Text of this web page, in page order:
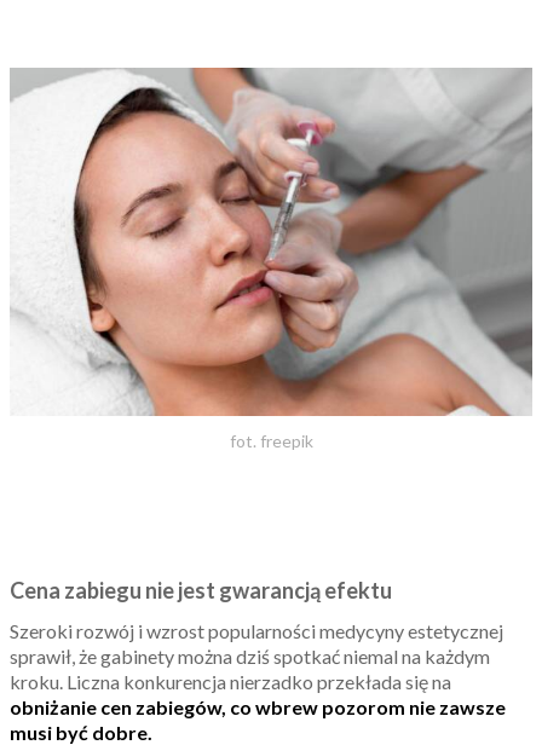
fot. freepik
Cena zabiegu nie jest gwarancją efektu
Szeroki rozwój i wzrost popularności medycyny estetycznej
sprawił, że gabinety można dziś spotkać niemal na każdym
kroku. Liczna konkurencja nierzadko przekłada się na
obniżanie cen zabiegów, co wbrew pozorom nie zawsze
musi być dobre.